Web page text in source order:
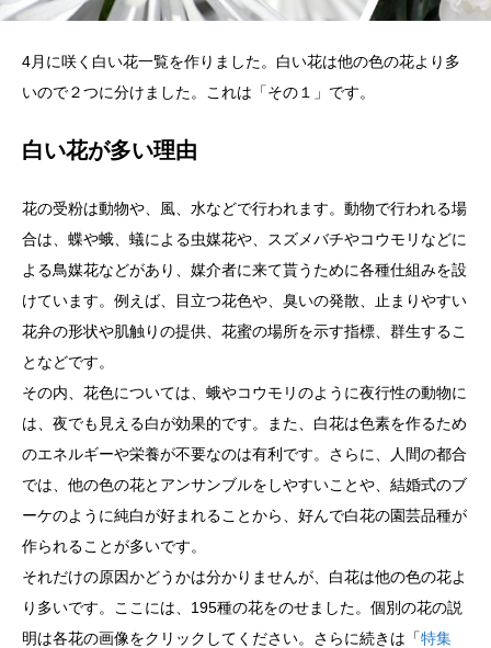
4月に咲く白い花一覧を作りました。白い花は他の色の花より多
いので２つに分けました。これは「その１」です。
白い花が多い理由
花の受粉は動物や、風、水などで行われます。動物で行われる場
合は、蝶や蛾、蟻による虫媒花や、スズメバチやコウモリなどに
よる鳥媒花などがあり、媒介者に来て貰うために各種仕組みを設
けています。例えば、目立つ花色や、臭いの発散、止まりやすい
花弁の形状や肌触りの提供、花蜜の場所を示す指標、群生するこ
となどです。
その内、花色については、蛾やコウモリのように夜行性の動物に
は、夜でも見える白が効果的です。また、白花は色素を作るため
のエネルギーや栄養が不要なのは有利です。さらに、人間の都合
では、他の色の花とアンサンブルをしやすいことや、結婚式のブ
ーケのように純白が好まれることから、好んで白花の園芸品種が
作られることが多いです。
それだけの原因かどうかは分かりませんが、白花は他の色の花よ
り多いです。ここには、195種の花をのせました。個別の花の説
明は各花の画像をクリックしてください。さらに続きは「特集